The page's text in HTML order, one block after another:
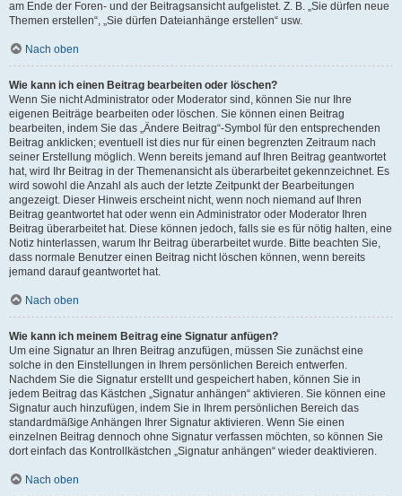
am Ende der Foren- und der Beitragsansicht aufgelistet. Z. B. „Sie dürfen neue
Themen erstellen“, „Sie dürfen Dateianhänge erstellen“ usw.
Nach oben
Wie kann ich einen Beitrag bearbeiten oder löschen?
Wenn Sie nicht Administrator oder Moderator sind, können Sie nur Ihre
eigenen Beiträge bearbeiten oder löschen. Sie können einen Beitrag
bearbeiten, indem Sie das „Ändere Beitrag“-Symbol für den entsprechenden
Beitrag anklicken; eventuell ist dies nur für einen begrenzten Zeitraum nach
seiner Erstellung möglich. Wenn bereits jemand auf Ihren Beitrag geantwortet
hat, wird Ihr Beitrag in der Themenansicht als überarbeitet gekennzeichnet. Es
wird sowohl die Anzahl als auch der letzte Zeitpunkt der Bearbeitungen
angezeigt. Dieser Hinweis erscheint nicht, wenn noch niemand auf Ihren
Beitrag geantwortet hat oder wenn ein Administrator oder Moderator Ihren
Beitrag überarbeitet hat. Diese können jedoch, falls sie es für nötig halten, eine
Notiz hinterlassen, warum Ihr Beitrag überarbeitet wurde. Bitte beachten Sie,
dass normale Benutzer einen Beitrag nicht löschen können, wenn bereits
jemand darauf geantwortet hat.
Nach oben
Wie kann ich meinem Beitrag eine Signatur anfügen?
Um eine Signatur an Ihren Beitrag anzufügen, müssen Sie zunächst eine
solche in den Einstellungen in Ihrem persönlichen Bereich entwerfen.
Nachdem Sie die Signatur erstellt und gespeichert haben, können Sie in
jedem Beitrag das Kästchen „Signatur anhängen“ aktivieren. Sie können eine
Signatur auch hinzufügen, indem Sie in Ihrem persönlichen Bereich das
standardmäßige Anhängen Ihrer Signatur aktivieren. Wenn Sie einen
einzelnen Beitrag dennoch ohne Signatur verfassen möchten, so können Sie
dort einfach das Kontrollkästchen „Signatur anhängen“ wieder deaktivieren.
Nach oben